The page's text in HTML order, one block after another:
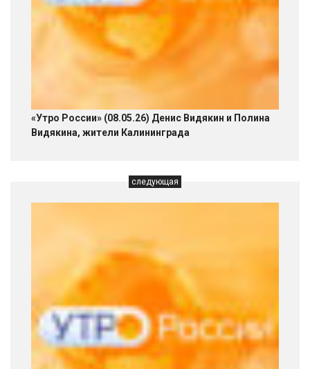
«Утро России» (08.05.26) Денис Видякин и Полина
Видякина, жители Калининграда
следующая